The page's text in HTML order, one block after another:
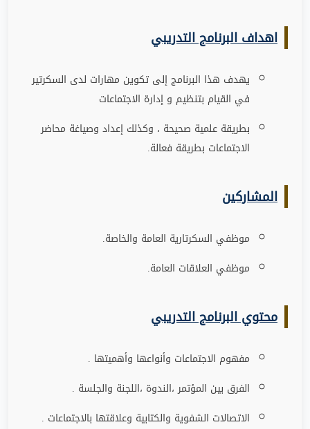
اهداف البرنامج التدريبي
يهدف هذا البرنامج إلى تكوين مهارات لدى السكرتير
في القيام بتنظيم و إدارة الاجتماعات
بطريقة علمية صحيحة ، وكذلك إعداد وصياغة محاضر
الاجتماعات بطريقة فعالة.
المشاركين
موظفي السكرتارية العامة والخاصة.
موظفي العلاقات العامة.
محتوي البرنامج التدريبي
مفهوم الاجتماعات وأنواعها وأهميتها .
الفرق بين المؤتمر ،الندوة ،اللجنة والجلسة .
الاتصالات الشفوية والكتابية وعلاقتها بالاجتماعات .